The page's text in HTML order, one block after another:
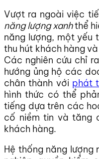
Vượt ra ngoài việc
năng lượng xanhthể
năng lượng, một yếu
thu hút khách hàng
Các nghiên cứu chỉ
hướng ủng hộ các
chân thành với phát
hình thức có thể
tiếng dựa trên các
cố niềm tin và tăng
khách hàng.
Hệ thống năng